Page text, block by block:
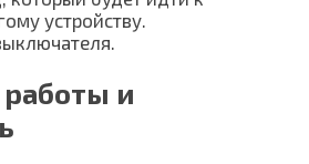
устройству.
и